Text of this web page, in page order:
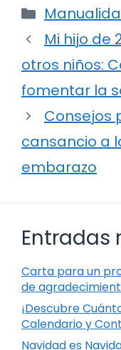
Mi hijo de
otros niños:
fomentar la
Consejos
cansancio a
embarazo
Entradas
Carta para un
de
¡Descubre
Calendario y
Navidad es